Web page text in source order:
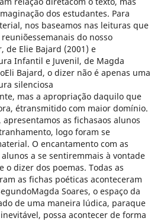
dos estudantes. Para
nos baseamos nas leituras que
do nosso
de Elie Bajard (2001) e
Infantil e Juvenil, de Magda
Bajard, o dizer não é apenas uma
silenciosa
mas a apropriação daquilo que
étransmitido com maior domínio.
as fichasaos alunos
logo foram se
O encantamento com as
a se sentiremmais à vontade
o dizer dos poemas. Todas as
as fichas poéticas aconteceram
Soares, o espaço da
de uma maneira lúdica, paraque
possa acontecer de forma